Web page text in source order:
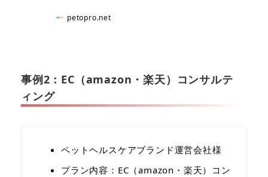
petopro.net
事例2：EC（amazon・楽天）コンサルテ
ィング
ペットヘルスケアブランド運営会社様
プラン内容：EC（amazon・楽天）コン